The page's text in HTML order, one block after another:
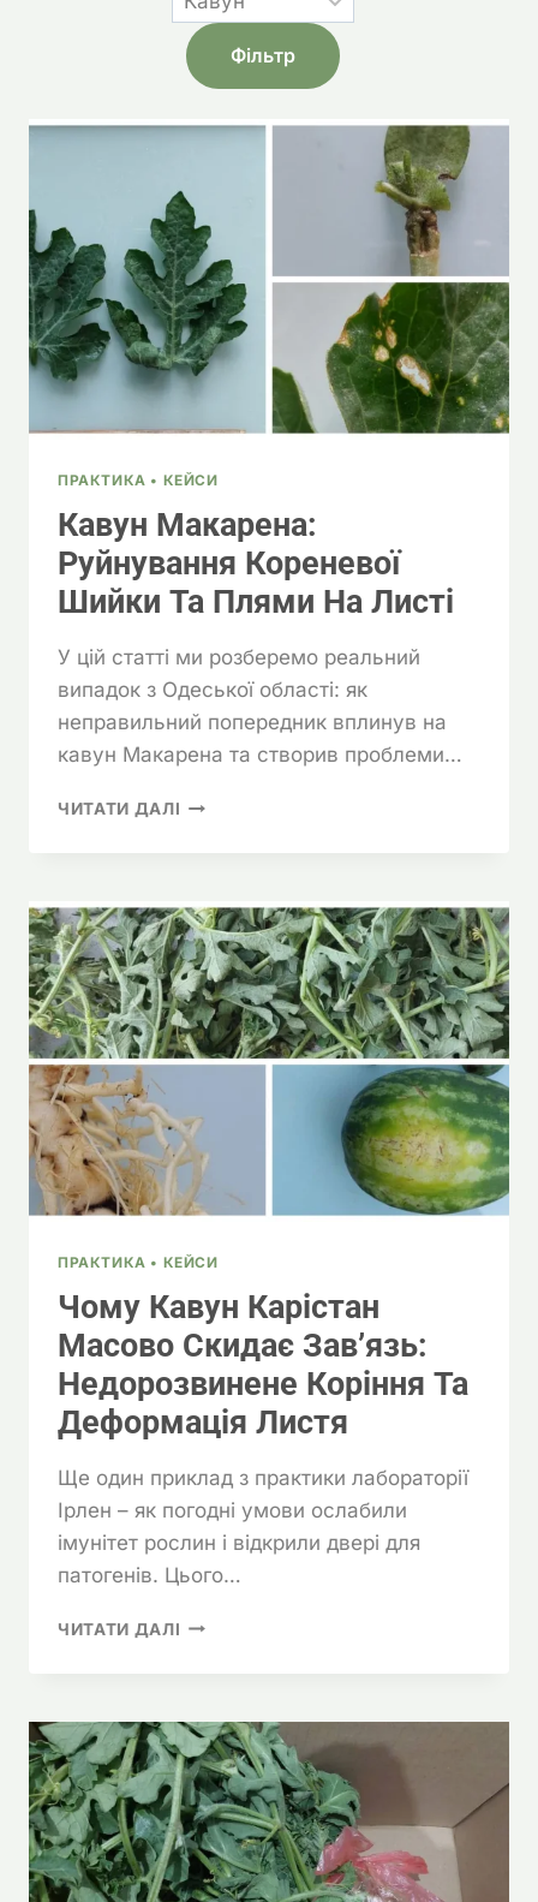
ПРАКТИКА • КЕЙСИ
Кавун Макарена:
Руйнування Кореневої
Шийки Та Плями На Листі
У цій статті ми розберемо реальний
випадок з Одеської області: як
неправильний попередник вплинув на
кавун Макарена та створив проблеми…
ЧИТАТИ ДАЛІ КАВУН
ШИЙКИ
ТА
ПЛЯМИ
НА
ЛИСТІ
ПРАКТИКА • КЕЙСИ
Чому Кавун Карістан
Масово Скидає Зав’язь:
Недорозвинене Коріння Та
Деформація Листя
Ще один приклад з практики лабораторії
Ірлен – як погодні умови ослабили
імунітет рослин і відкрили двері для
патогенів. Цього…
ЧИТАТИ ДАЛІ ЧОМУ
СКИДАЄ
ЗАВ’ЯЗЬ:
НЕДОРОЗВИНЕНЕ
КОРІННЯ
ТА
ДЕФОРМАЦІЯ
ЛИСТЯ